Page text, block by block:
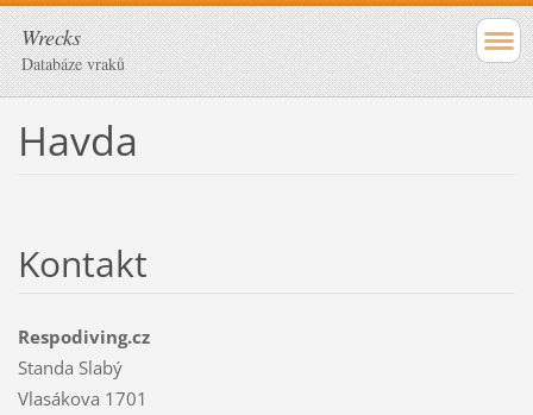
Wrecks
Databáze vraků
Havda
Kontakt
Respodiving.cz
Standa Slabý
Vlasákova 1701